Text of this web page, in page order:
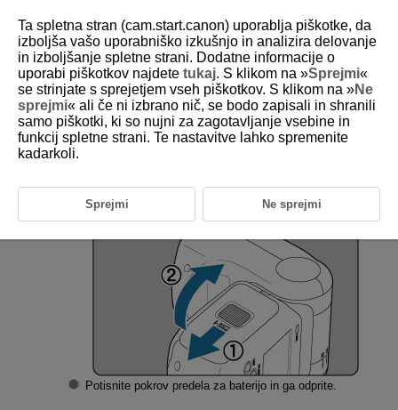
D255-011
Vstavljanje baterije
Kot vir napajanja uporabite baterijo
Odprite pokrov.
Potisnite pokrov predela za baterijo in ga odprite.
Ta spletna stran (cam.start.canon) uporablja piškotke, da
izboljša vašo uporabniško izkušnjo in analizira delovanje
in izboljšanje spletne strani. Dodatne informacije o
uporabi piškotkov najdete tukaj. S klikom na »Sprejmi«
se strinjate s sprejetjem vseh piškotkov. S klikom na »Ne
sprejmi« ali če ni izbrano nič, se bodo zapisali in shranili
samo piškotki, ki so nujni za zagotavljanje vsebine in
funkcij spletne strani. Te nastavitve lahko spremenite
kadarkoli.
Sprejmi Ne sprejmi